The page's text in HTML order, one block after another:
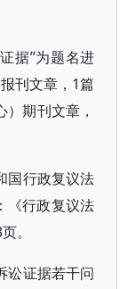
据”为题名进
刊文章，1篇
期刊文章，
国行政复议法
《行政复议法
。
讼证据若干问